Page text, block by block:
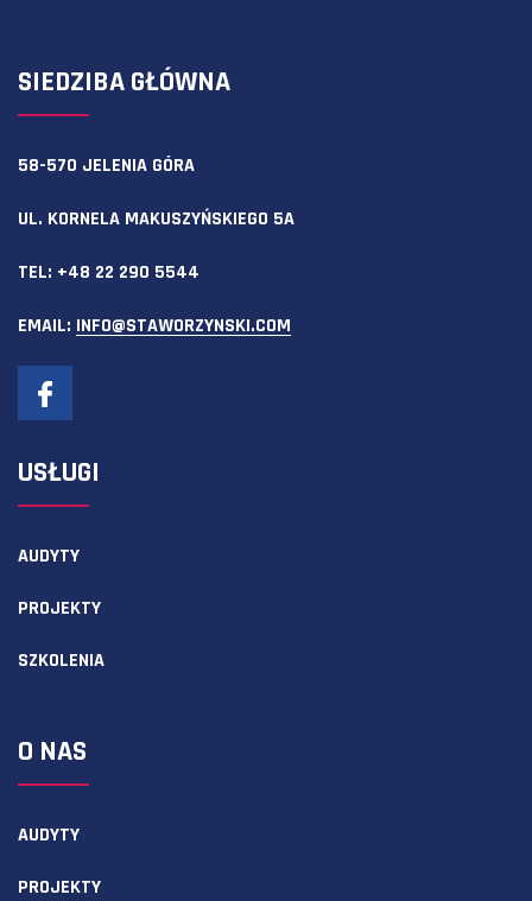
SIEDZIBA GŁÓWNA
58-570 JELENIA GÓRA
UL. KORNELA MAKUSZYŃSKIEGO 5A
TEL: +48 22 290 5544
EMAIL: INFO@STAWORZYNSKI.COM
USŁUGI
AUDYTY
PROJEKTY
SZKOLENIA
O NAS
AUDYTY
PROJEKTY